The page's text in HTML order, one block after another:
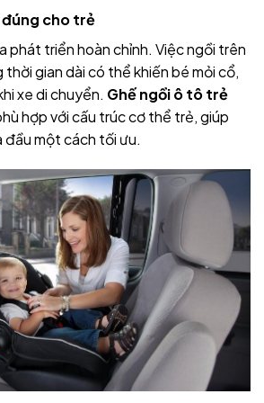
cho trẻ
phát triển hoàn chỉnh. Việc ngồi trên
gian dài có thể khiến bé mỏi cổ,
xe di chuyển. Ghế ngồi ô tô trẻ
hợp với cấu trúc cơ thể trẻ, giúp
đầu một cách tối ưu.